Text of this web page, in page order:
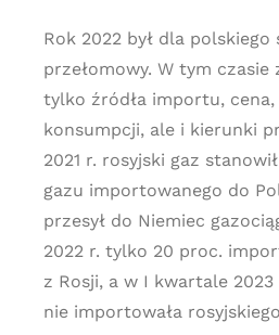
Rok 2022 był dla
przełomowy. W tym czasie
tylko źródła importu, cena,
konsumpcji, ale i kierunki
2021 r. rosyjski gaz
gazu importowanego do
przesył do Niemiec
2022 r. tylko 20 proc.
z Rosji, a w I kwartale
nie importowała